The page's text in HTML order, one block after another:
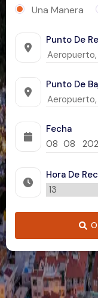
Una Manera
Punto De
Punto De
Fecha
Hora De